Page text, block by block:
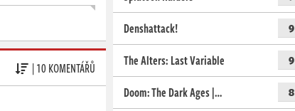
| 10 KOMENTÁŘŮ
Denshattack! 9
The Alters: Last Variable 9
Doom: The Dark Ages |… 8